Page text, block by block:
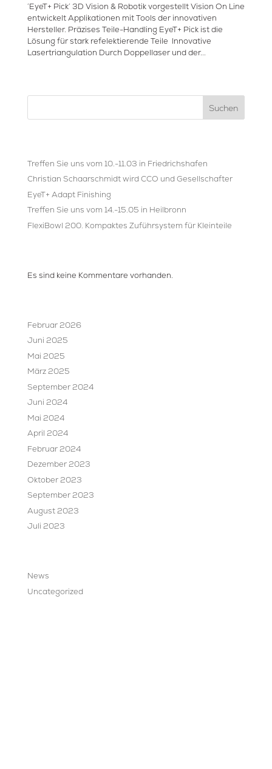
´EyeT+ Pick´ 3D Vision & Robotik vorgestellt Vision On Line
entwickelt Applikationen mit Tools der innovativen
Hersteller. Präzises Teile-Handling EyeT+ Pick ist die
Lösung für stark refelektierende Teile Innovative
Lasertriangulation Durch Doppellaser und der...
Suchen
Treffen Sie uns vom 10.-11.03 in Friedrichshafen
Christian Schaarschmidt wird CCO und Gesellschafter
EyeT+ Adapt Finishing
Treffen Sie uns vom 14.-15.05 in Heilbronn
FlexiBowl 200. Kompaktes Zuführsystem für Kleinteile
Es sind keine Kommentare vorhanden.
Februar 2026
Juni 2025
Mai 2025
März 2025
September 2024
Juni 2024
Mai 2024
April 2024
Februar 2024
Dezember 2023
Oktober 2023
September 2023
August 2023
Juli 2023
News
Uncategorized